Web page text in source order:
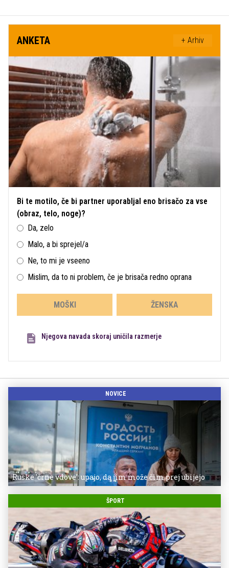
ANKETA + Arhiv
Bi te motilo, če bi partner uporabljal eno brisačo za vse
(obraz, telo, noge)?
Da, zelo
Malo, a bi sprejel/a
Ne, to mi je vseeno
Mislim, da to ni problem, če je brisača redno oprana
MOŠKI ŽENSKA
Njegova navada skoraj uničila razmerje
NOVICE
Ruske 'črne vdove': upajo, da jim može čim prej ubijejo
ŠPORT